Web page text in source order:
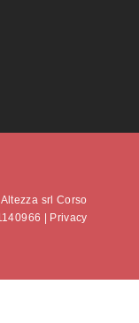
srl Corso
| Privacy